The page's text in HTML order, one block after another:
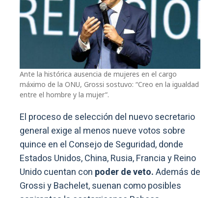
Ante la histórica ausencia de mujeres en el cargo
máximo de la ONU, Grossi sostuvo: “Creo en la igualdad
entre el hombre y la mujer”.
El proceso de selección del nuevo secretario
general exige al menos nueve votos sobre
quince en el Consejo de Seguridad, donde
Estados Unidos, China, Rusia, Francia y Reino
Unido cuentan con poder de veto.Además de
Grossi y Bachelet, suenan como posibles